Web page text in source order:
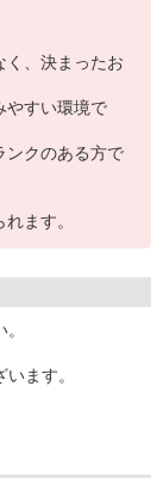
く、決まったお
やすい環境で
ンクのある方で
ます。
ます。